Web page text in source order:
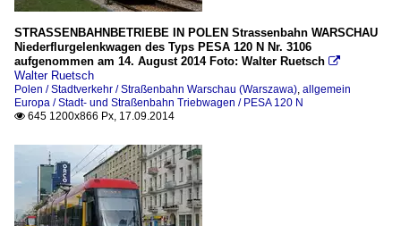
STRASSENBAHNBETRIEBE IN POLEN Strassenbahn WARSCHAU
Niederflurgelenkwagen des Typs PESA 120 N Nr. 3106
aufgenommen am 14. August 2014 Foto: Walter Ruetsch 
Walter Ruetsch
Polen / Stadtverkehr / Straßenbahn Warschau (Warszawa), allgemein
Europa / Stadt- und Straßenbahn Triebwagen / PESA 120 N
 645 1200x866 Px, 17.09.2014